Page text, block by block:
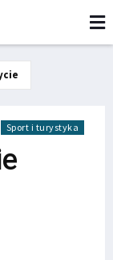
Sport i turystyka